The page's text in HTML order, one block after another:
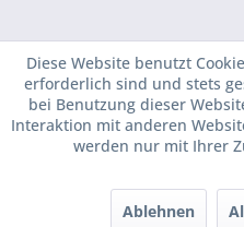
Diese Website benutzt
erforderlich sind und stets
bei Benutzung dieser
Interaktion mit anderen
werden nur mit Ihrer
Ablehnen